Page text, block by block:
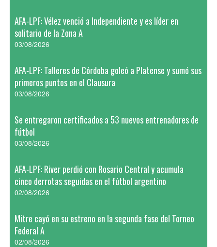
AFA-LPF: Vélez venció a Independiente y es líder en
solitario de la Zona A
03/08/2026
AFA-LPF: Talleres de Córdoba goleó a Platense y sumó sus
primeros puntos en el Clausura
03/08/2026
Se entregaron certificados a 53 nuevos entrenadores de
fútbol
03/08/2026
AFA-LPF: River perdió con Rosario Central y acumula
cinco derrotas seguidas en el fútbol argentino
02/08/2026
Mitre cayó en su estreno en la segunda fase del Torneo
Federal A
02/08/2026